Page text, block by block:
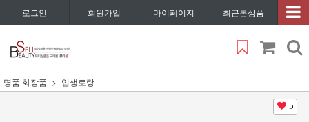
로그인 회원가입 마이페이지 최근본상품
명품 화장품 입생로랑
5